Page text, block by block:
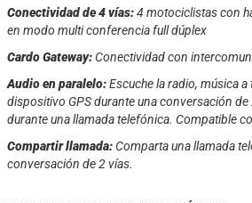
Conectividad de 4 vías:4 motociclistas con
en modo multi conferencia full dúplex
Cardo Gateway:Conectividad con
Audio en paralelo:Escuche la radio, música
dispositivo GPS durante una conversación
durante una llamada telefónica. Compatible
Compartir llamada:Comparta una llamada
conversación de 2 vías.